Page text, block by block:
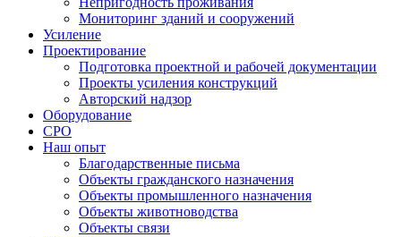
Мониторинг зданий и сооружений
Усиление
Проектирование
Подготовка проектной и рабочей документации
Проекты усиления конструкций
Авторский надзор
Оборудование
СРО
Наш опыт
Благодарственные письма
Объекты гражданского назначения
Объекты промышленного назначения
Объекты животноводства
Объекты связи